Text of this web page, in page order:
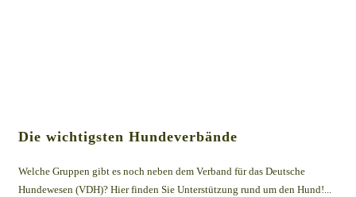
Die wichtigsten Hundeverbände
Welche Gruppen gibt es noch neben dem Verband für das Deutsche
Hundewesen (VDH)? Hier finden Sie Unterstützung rund um den Hund!...